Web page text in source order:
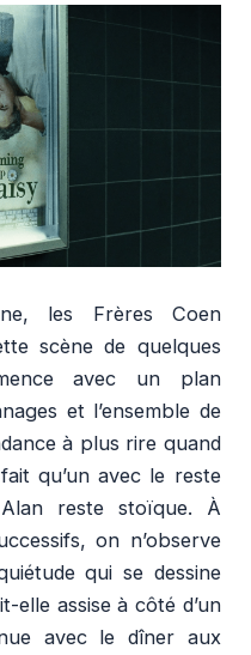
les Frères Coen
scène de quelques
avec un plan
et l’ensemble de
à plus rire quand
qu’un avec le reste
reste stoïque. À
on n’observe
qui se dessine
elle assise à côté d’un
avec le dîner aux